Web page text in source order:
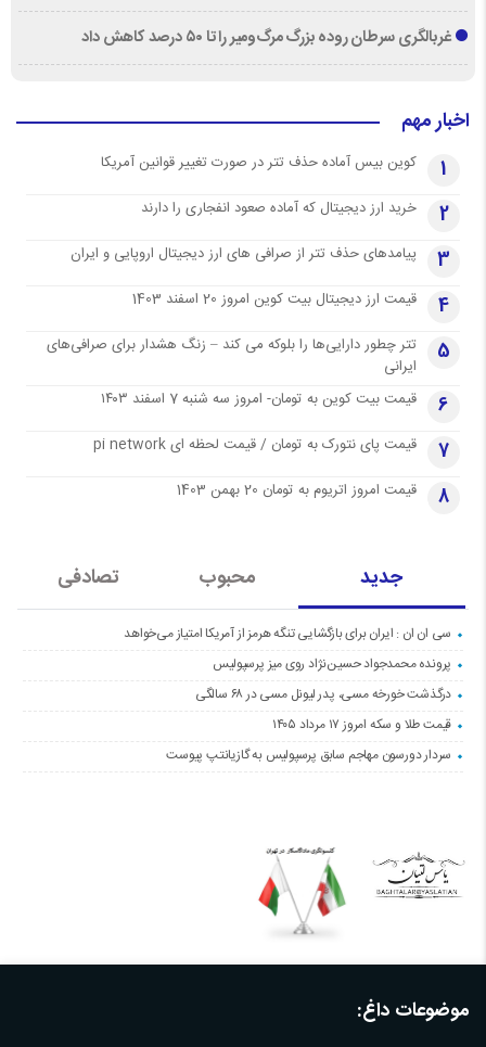
غربالگری سرطان روده بزرگ مرگ‌ومیر را تا ۵۰ درصد کاهش داد
اخبار مهم
1 کوین بیس آماده حذف تتر در صورت تغییر قوانین آمریکا
2 خرید ارز دیجیتال که آماده صعود انفجاری را دارند
3 پیامدهای حذف تتر از صرافی های ارز دیجیتال اروپایی و ایران
4 قیمت ارز دیجیتال بیت کوین امروز 20 اسفند 1403
5
تتر چطور دارایی‌ها را بلوکه می کند – زنگ هشدار برای صرافی‌های
ایرانی
6 قیمت بیت کوین به تومان- امروز سه شنبه 7 اسفند ۱۴۰۳
7 قیمت پای نتورک به تومان / قیمت لحظه ای pi network
8 قیمت امروز اتریوم به تومان 20 بهمن 1403
جدید محبوب تصادفی
سی ان ان : ایران برای بازگشایی تنگه هرمز از آمریکا امتیاز می‌خواهد
پرونده محمدجواد حسین‌نژاد روی میز پرسپولیس
درگذشت خورخه مسی، پدر لیونل مسی در ۶۸ سالگی
قیمت طلا و سکه امروز ۱۷ مرداد ۱۴۰۵
سردار دورسون مهاجم سابق پرسپولیس به گازیانتپ پیوست
موضوعات داغ: